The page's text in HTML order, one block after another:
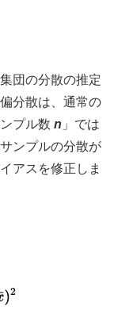
団の分散の推定
分散は、通常の
プル数 n 」では
ンプルの分散が
アスを修正しま